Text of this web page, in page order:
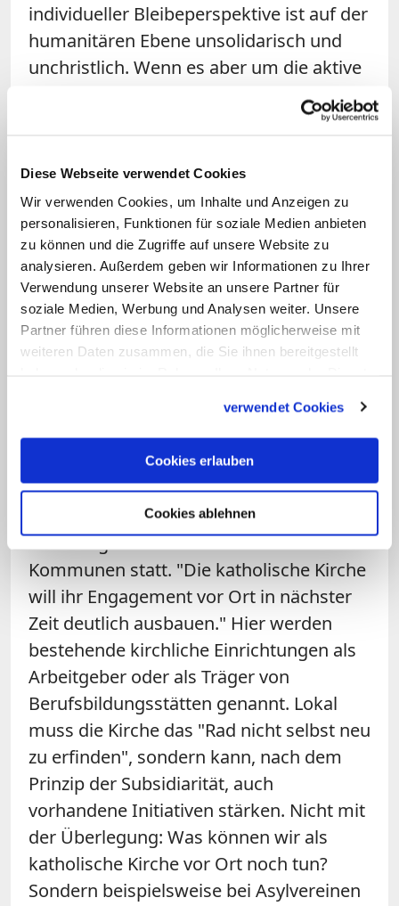
Diese Webseite verwendet Cookies
Wir verwenden Cookies, um Inhalte und Anzeigen zu
personalisieren, Funktionen für soziale Medien anbieten
zu können und die Zugriffe auf unsere Website zu
analysieren. Außerdem geben wir Informationen zu Ihrer
Verwendung unserer Website an unsere Partner für
soziale Medien, Werbung und Analysen weiter. Unsere
Partner führen diese Informationen möglicherweise mit
weiteren Daten zusammen, die Sie ihnen bereitgestellt
verwendet Cookies
Cookies erlauben
Cookies ablehnen
individueller Bleibeperspektive ist auf der
humanitären Ebene unsolidarisch und
unchristlich. Wenn es aber um die aktive
Potenzialentwicklung von Flüchtlingen in
unserer Gesellschaft geht, spielt die
Wir sollten Investitionen, die über das
Barmherzigkeitsgebot hinausgehen, auf
die Gruppe von Flüchtlingen
konzentrieren, die aufgrund ihrer
Bleibeperspektive langfristig einen
gewissen "Return on Investment" im
Rahmen unserer Gesellschaft erwarten
lassen. Hier geht es ja nicht nur um Geld,
soziale Stabilität, um die notwendige
Assimilierung, aber auch um kulturelle
Die Betreuung und Integration von
Flüchtlingen findet vor Ort in den
Kommunen statt. "Die katholische Kirche
will ihr Engagement vor Ort in nächster
Zeit deutlich ausbauen." Hier werden
bestehende kirchliche Einrichtungen als
Arbeitgeber oder als Träger von
Berufsbildungsstätten genannt. Lokal
muss die Kirche das "Rad nicht selbst neu
zu erfinden", sondern kann, nach dem
Prinzip der Subsidiarität, auch
vorhandene Initiativen stärken. Nicht mit
der Überlegung: Was können wir als
katholische Kirche vor Ort noch tun?
Sondern beispielsweise bei Asylvereinen